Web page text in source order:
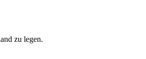
zu legen.